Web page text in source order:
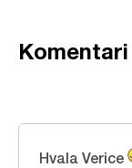
Komentari
Hvala Verice